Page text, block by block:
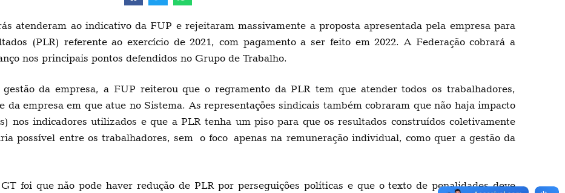
atenderam ao indicativo da FUP e rejeitaram massivamente a proposta apresentada pela empresa para
(PLR) referente ao exercício de 2021, com pagamento a ser feito em 2022. A Federação cobrará a
nos principais pontos defendidos no Grupo de Trabalho.
da empresa, a FUP reiterou que o regramento da PLR tem que atender todos os trabalhadores,
da empresa em que atue no Sistema. As representações sindicais também cobraram que não haja impacto
nos indicadores utilizados e que a PLR tenha um piso para que os resultados construídos coletivamente
possível entre os trabalhadores, sem o foco apenas na remuneração individual, como quer a gestão da
foi que não pode haver redução de PLR por perseguições políticas e que o texto de penalidades deve